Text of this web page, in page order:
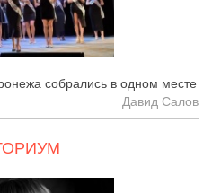
собрались в одном месте
Давид Салов